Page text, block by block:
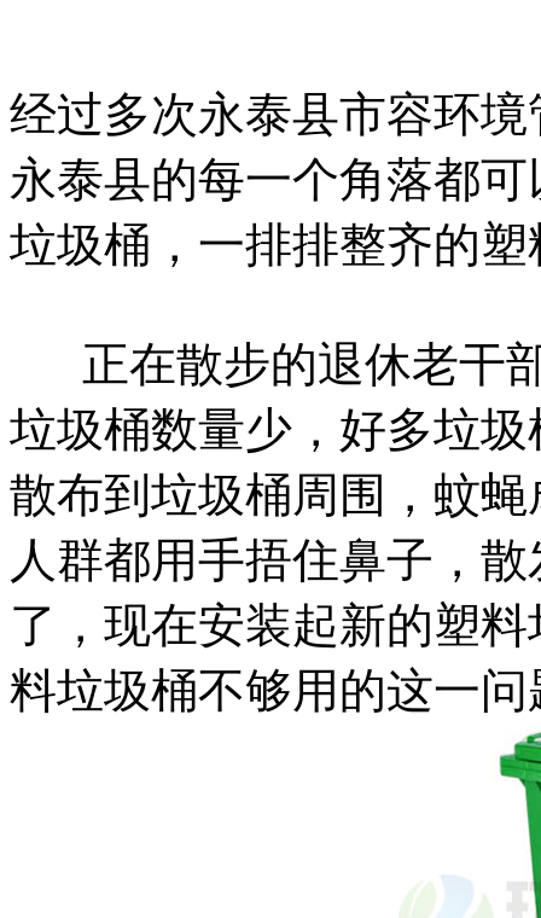
经过多次永泰县市容环
永泰县的每一个角落都
垃圾桶，一排排整齐的
正在散步的退休老干
垃圾桶数量少，好多垃
散布到垃圾桶周围，蚊
人群都用手捂住鼻子，
了，现在安装起新的塑
料垃圾桶不够用的这一